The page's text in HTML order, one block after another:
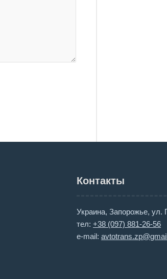
Контакты
Украина, Запорожье, ул.
тел:+38 (097) 881-26-56
e-mail: